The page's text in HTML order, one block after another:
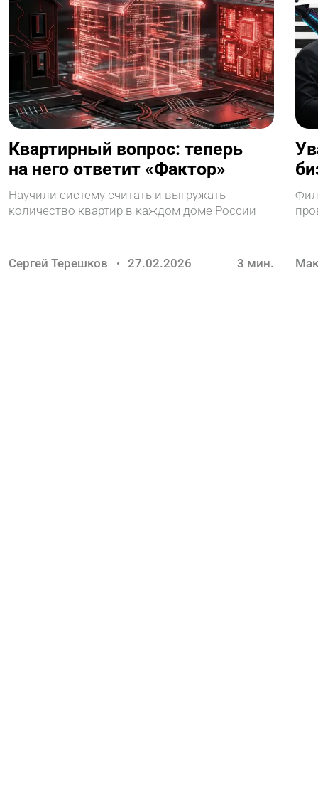
Квартирный вопрос: теперь
на него ответит «Фактор»
Научили систему считать и выгружать
количество квартир в каждом доме России
Сергей Терешков 27.02.2026 3 мин.
с